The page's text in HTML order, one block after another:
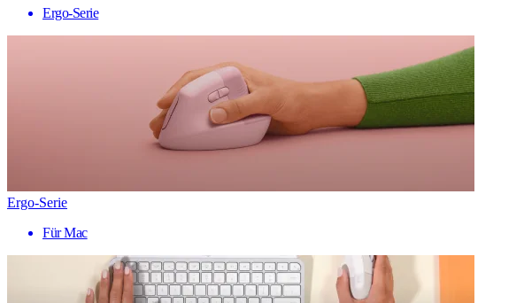
Ergo-Serie
Ergo-Serie
Für Mac